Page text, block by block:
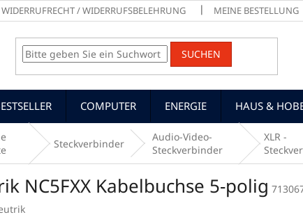
WIDERRUFRECHT / WIDERRUFSBELEHRUNG MEINE BESTELLUNG
SUCHEN
COMPUTER ENERGIE HAUS &
Steckverbinder
Audio-Video-
Steckverbinder
XLR -
NC5FXX Kabelbuchse 5-polig